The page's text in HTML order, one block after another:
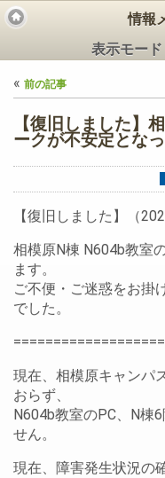
情報
表示モード
« 前の記事
【復旧しました】
ークが不安定とな
【復旧しました】（
相模原N棟 N604b教室
ます。
ご不便・ご迷惑をお掛
でした。
現在、相模原キャンパ
おらず、
N604b教室のPC、N棟
せん。
現在、障害発生状況の